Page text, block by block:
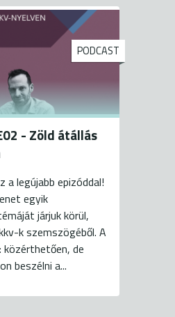
PODCAST
- Zöld átállás
a legújabb epizóddal!
egyik
járjuk körül,
k szemszögéből. A
de
beszélni a...